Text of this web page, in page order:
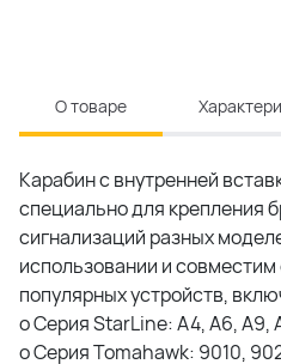
О товаре
Карабин с внутренней
специально для крепления
сигнализаций разных
использовании и
популярных устройств,
o Серия StarLine: A4, A6, A9,
o Серия Tomahawk: 9010,